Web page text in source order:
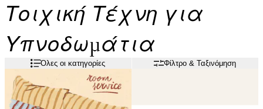
Τοιχική Τέχνη για
Υπνοδωμάτια
Όλες οι κατηγορίες Φίλτρο & Ταξινόμηση